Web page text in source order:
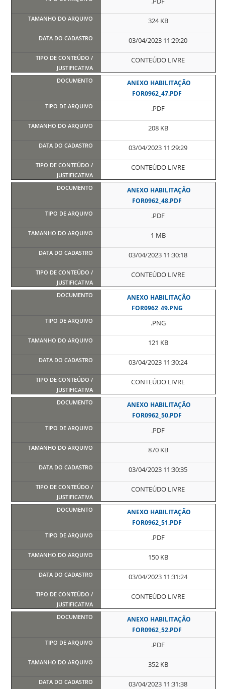
324 KB
03/04/2023 11:29:20
CONTEÚDO LIVRE
ANEXO HABILITAÇÃO
FOR0962_47.PDF
.PDF
208 KB
03/04/2023 11:29:29
CONTEÚDO LIVRE
ANEXO HABILITAÇÃO
FOR0962_48.PDF
.PDF
1 MB
03/04/2023 11:30:18
CONTEÚDO LIVRE
ANEXO HABILITAÇÃO
FOR0962_49.PNG
.PNG
121 KB
03/04/2023 11:30:24
CONTEÚDO LIVRE
ANEXO HABILITAÇÃO
FOR0962_50.PDF
.PDF
870 KB
03/04/2023 11:30:35
CONTEÚDO LIVRE
ANEXO HABILITAÇÃO
FOR0962_51.PDF
.PDF
150 KB
03/04/2023 11:31:24
CONTEÚDO LIVRE
ANEXO HABILITAÇÃO
FOR0962_52.PDF
.PDF
352 KB
03/04/2023 11:31:38